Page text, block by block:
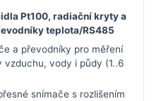
Pt100, radiační kryty a
teplota/RS485
a převodníky pro měření
vzduchu, vody i půdy (1..6
snímače s rozlišením